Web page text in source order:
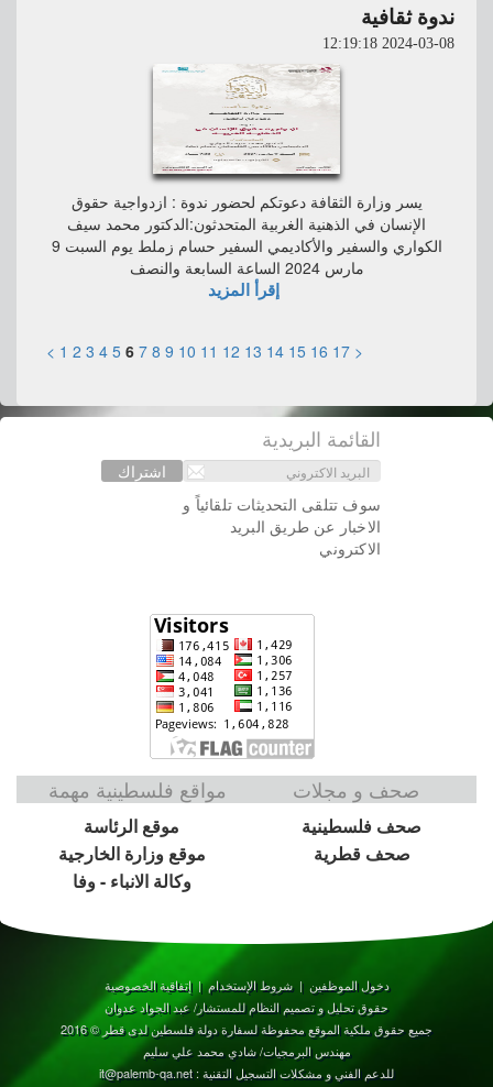
ندوة ثقافية
2024-03-08 12:19:18
يسر وزارة الثقافة دعوتكم لحضور ندوة : ازدواجية حقوق
الإنسان في الذهنية الغربية المتحدثون:الدكتور محمد سيف
الكواري والسفير والأكاديمي السفير حسام زملط يوم السبت 9
مارس 2024 الساعة السابعة والنصف
إقرأ المزيد
<
1 2 3 4 5 6 7 8 9 10 11 12 13 14 15 16 17
>
القائمة البريدية
اشتراك
سوف تتلقى التحديثات تلقائياً و
الاخبار عن طريق البريد
الاكتروني
صحف و مجلات مواقع فلسطينية مهمة
صحف فلسطينية
صحف قطرية
موقع الرئاسة
موقع وزارة الخارجية
وكالة الانباء - وفا
دخول الموظفين | شروط الإستخدام | إتفاقية الخصوصية
حقوق تحليل و تصميم النظام للمستشار/ عبد الجواد عدوان
جميع حقوق ملكية الموقع محفوظة لسفارة دولة فلسطين لدى قطر © 2016
مهندس البرمجيات/ شادي محمد علي سليم
للدعم الفني و مشكلات التسجيل التقنية : it@palemb-qa.net